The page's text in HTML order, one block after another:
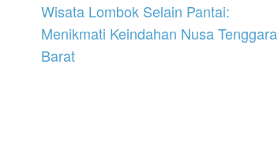
Wisata Lombok Selain Pantai:
Menikmati Keindahan Nusa Tenggara
Barat